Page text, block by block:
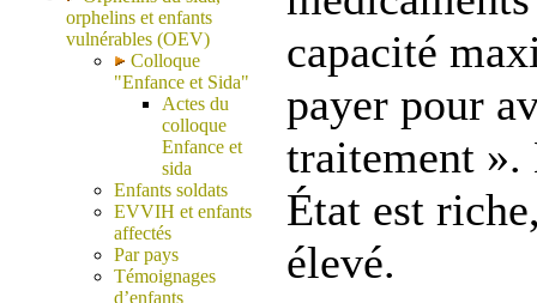
orphelins et enfants
vulnérables (OEV)
Colloque
"Enfance et Sida"
Actes du
colloque
Enfance et
sida
Enfants soldats
EVVIH et enfants
affectés
Par pays
Témoignages
d’enfants
capacité
payer pour
traitement ».
État est
élevé.